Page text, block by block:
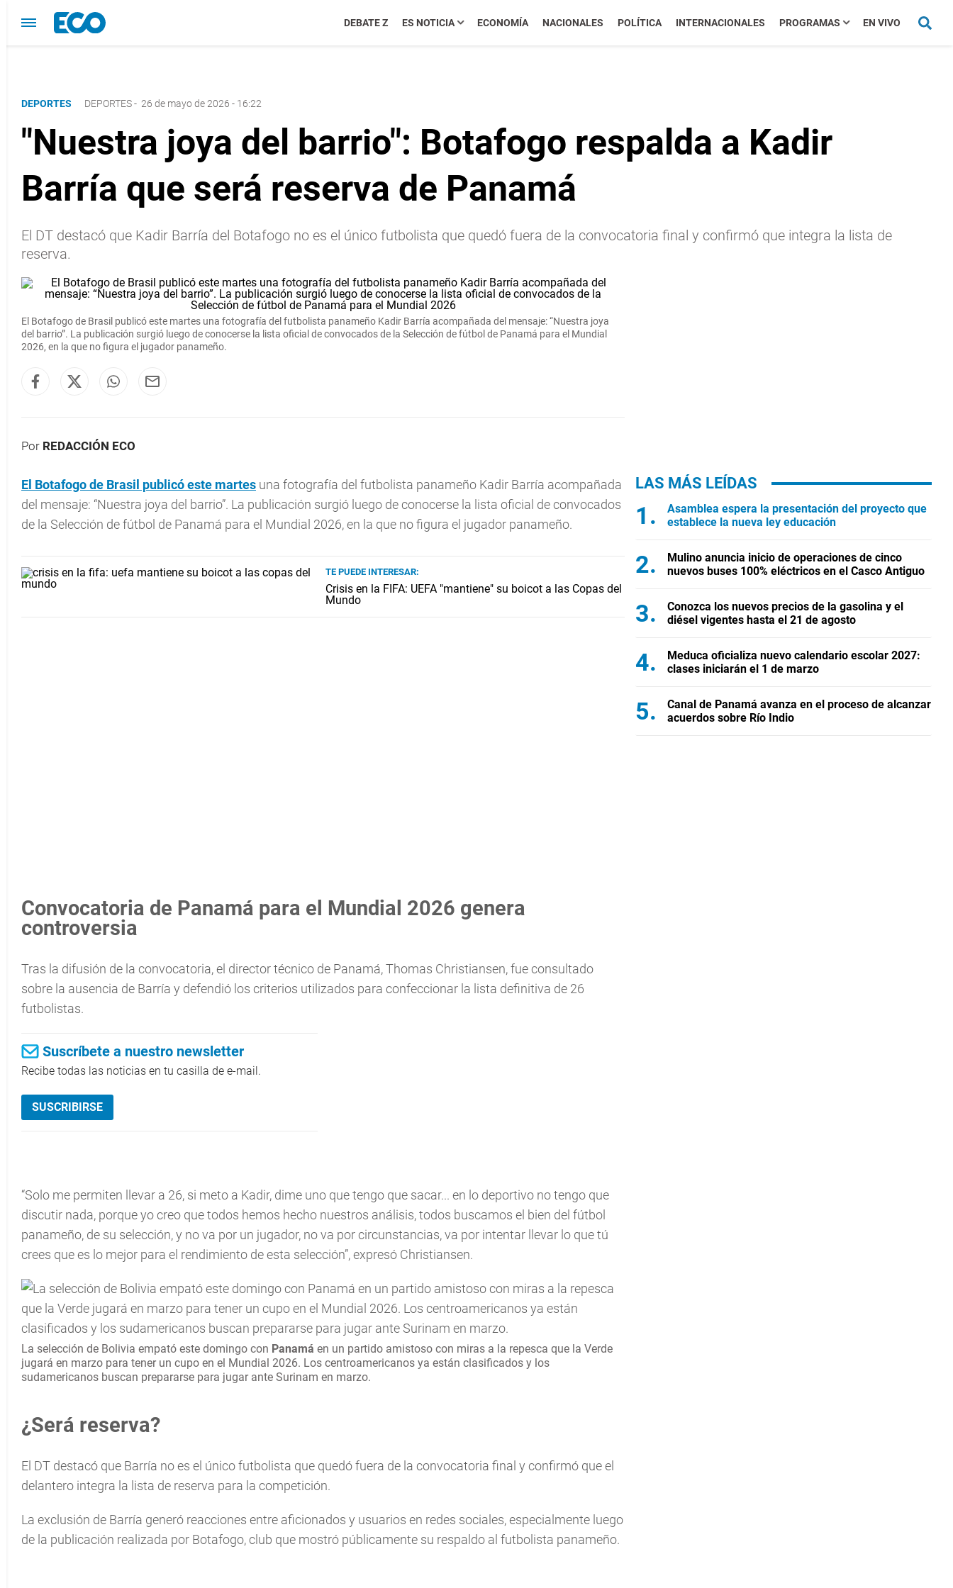
DEBATE Z ES NOTICIA ECONOMÍA NACIONALES POLÍTICA INTERNACIONALES PROGRAMAS EN VIVO
DEPORTES DEPORTES- 26 de mayo de 2026 - 16:22
"Nuestra joya del barrio": Botafogo respalda a Kadir
Barría que será reserva de Panamá
El DT destacó que Kadir Barría del Botafogo no es el único futbolista que quedó fuera de la convocatoria final y confirmó que integra la lista de
reserva.
El Botafogo de Brasil publicó este martes una fotografía del futbolista panameño Kadir Barría acompañada del mensaje: “Nuestra joya
del barrio”. La publicación surgió luego de conocerse la lista oficial de convocados de la Selección de fútbol de Panamá para el Mundial
2026, en la que no figura el jugador panameño.
Por REDACCIÓN ECO
El Botafogode Brasil publicó este martes una fotografía del futbolista panameño Kadir Barría acompañada
del mensaje: “Nuestra joya del barrio”. La publicación surgió luego de conocerse la lista oficial de convocados
de la Selección de fútbol de Panamá para el Mundial 2026, en la que no figura el jugador panameño.
TE PUEDE INTERESAR:
Crisis en la FIFA: UEFA "mantiene" su boicot a las Copas del
Mundo
Convocatoria de Panamá para el Mundial 2026 genera
controversia
Tras la difusión de la convocatoria, el director técnico de Panamá, Thomas Christiansen, fue consultado
sobre la ausencia de Barría y defendió los criterios utilizados para confeccionar la lista definitiva de 26
futbolistas.
Suscríbete a nuestro newsletter
Recibe todas las noticias en tu casilla de e-mail.
SUSCRIBIRSE
“Solo me permiten llevar a 26, si meto a Kadir, dime uno que tengo que sacar... en lo deportivo no tengo que
discutir nada, porque yo creo que todos hemos hecho nuestros análisis, todos buscamos el bien del fútbol
panameño, de su selección, y no va por un jugador, no va por circunstancias, va por intentar llevar lo que tú
crees que es lo mejor para el rendimiento de esta selección”, expresó Christiansen.
La selección de Bolivia empató este domingo con Panamá en un partido amistoso con miras a la repesca que la Verde
jugará en marzo para tener un cupo en el Mundial 2026. Los centroamericanos ya están clasificados y los
sudamericanos buscan prepararse para jugar ante Surinam en marzo.
¿Será reserva?
El DT destacó que Barría no es el único futbolista que quedó fuera de la convocatoria final y confirmó que el
delantero integra la lista de reserva para la competición.
La exclusión de Barría generó reacciones entre aficionados y usuarios en redes sociales, especialmente luego
de la publicación realizada por Botafogo, club que mostró públicamente su respaldo al futbolista panameño.
LAS MÁS LEÍDAS
Asamblea espera la presentación del proyecto que
establece la nueva ley educación
Mulino anuncia inicio de operaciones de cinco
nuevos buses 100% eléctricos en el Casco Antiguo
Conozca los nuevos precios de la gasolina y el
diésel vigentes hasta el 21 de agosto
Meduca oficializa nuevo calendario escolar 2027:
clases iniciarán el 1 de marzo
Canal de Panamá avanza en el proceso de alcanzar
acuerdos sobre Río Indio